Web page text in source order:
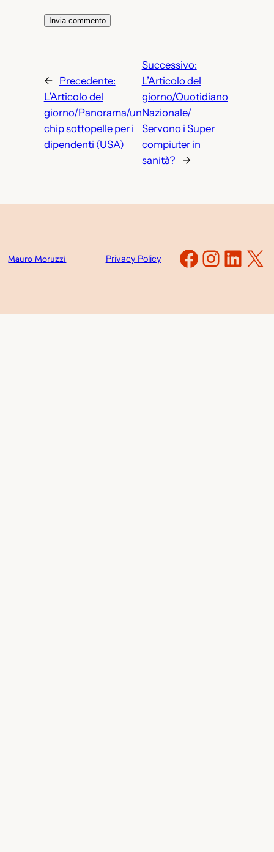
←
Precedente:
L’Articolo del
giorno/Panorama/un
chip sottopelle per i
dipendenti (USA)
Successivo:
L’Articolo del
giorno/Quotidiano
Nazionale/
Servono i Super
compiuter in
sanità?
→
Mauro Moruzzi Privacy Policy X